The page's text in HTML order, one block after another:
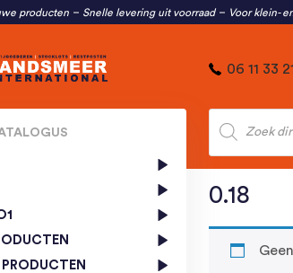
producten Snelle levering uit voorraad Voor klein-
06 11 33
Producten
zoeken
PRODUCTEN
0.18